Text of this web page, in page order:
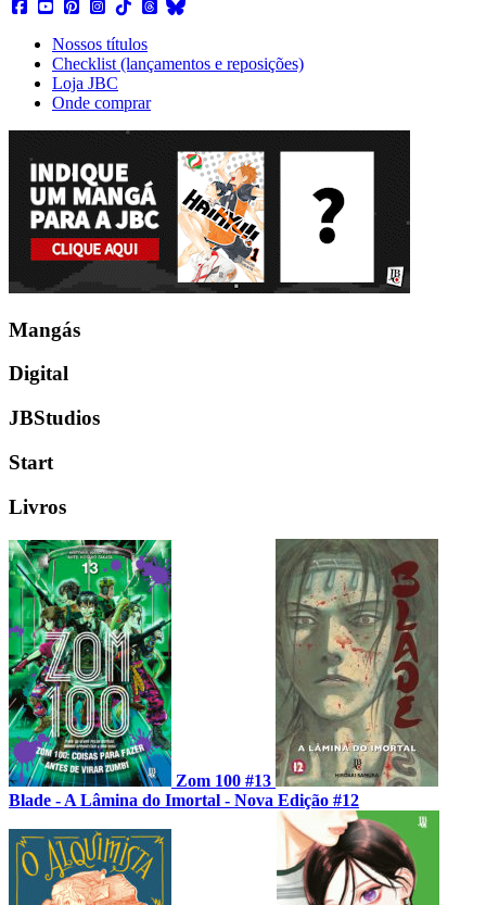
Nossos títulos
Checklist (lançamentos e reposições)
Loja JBC
Onde comprar
Mangás
Digital
JBStudios
Start
Livros
Zom 100 #13
Blade - A Lâmina do Imortal - Nova Edição #12